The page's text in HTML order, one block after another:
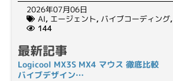
2026年07月06日
AI, エージェント, バイブコーディング,
144
最新記事
Logicool MX3S MX4 マウス 徹底比較
バイブデザイン…